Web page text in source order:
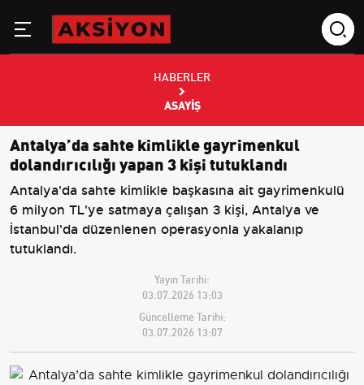
HABERLER
ASAYIŞ
Antalya’da sahte kimlikle gayrimenkul
dolandırıcılığı yapan 3 kişi tutuklandı
Antalya'da sahte kimlikle başkasına ait gayrimenkulü
6 milyon TL'ye satmaya çalışan 3 kişi, Antalya ve
İstanbul'da düzenlenen operasyonla yakalanıp
tutuklandı.
Yayın Tarihi:
03.07.2026 13:03
Güncelleme Tarihi:
03.07.2026 13:07